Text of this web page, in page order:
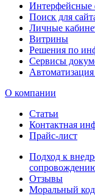
Интерфейсные
Поиск для
Личные
Витрины
Решения по
Сервисы
О компании
Статьи
Контактная
Прайс-лист
Подход к
Отзывы
Моральный